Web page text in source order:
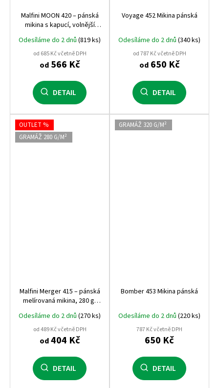
Malfini MOON 420 – pánská
mikina s kapucí, volnější
střih, 280 g, bez etikety,
ideální na potisk
Odesíláme do 2 dnů (819 ks)
od 685 Kč včetně DPH
od566 Kč
DETAIL
Voyage 452 Mikina pánská
Odesíláme do 2 dnů (340 ks)
od 787 Kč včetně DPH
od650 Kč
DETAIL
OUTLET %
GRAMÁŽ 280 G/M²
Malfini Merger 415 – pánská
melírovaná mikina, 280 g,
pohodlná a univerzální pro
celoroční nošení
Odesíláme do 2 dnů (270 ks)
od 489 Kč včetně DPH
od404 Kč
DETAIL
GRAMÁŽ 320 G/M²
Bomber 453 Mikina pánská
Odesíláme do 2 dnů (220 ks)
787 Kč včetně DPH
650 Kč
DETAIL